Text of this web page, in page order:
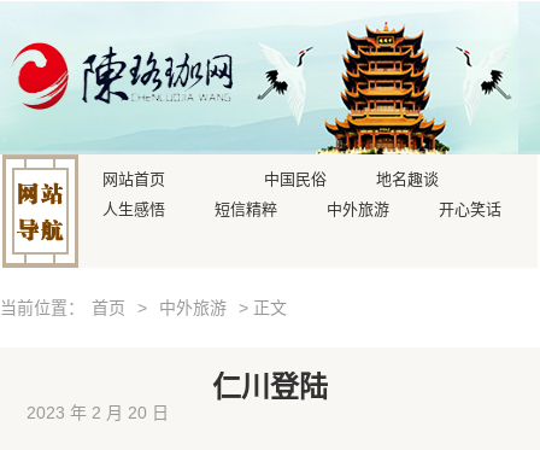
网站首页 中国民俗
地名趣谈
人生感悟
短信精粹 中外旅游 开心笑话
当前位置： 首页 > 中外旅游 > 正文
仁川登陆
2023 年 2 月 20 日